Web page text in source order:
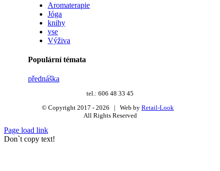
Aromaterapie
Jóga
knihy
vse
Výživa
Populární témata
přednáška
tel.: 606 48 33 45
© Copyright 2017 - 2026 | Web by Retail-Look
All Rights Reserved
Page load link
Don`t copy text!